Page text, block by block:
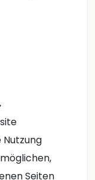
Seiten